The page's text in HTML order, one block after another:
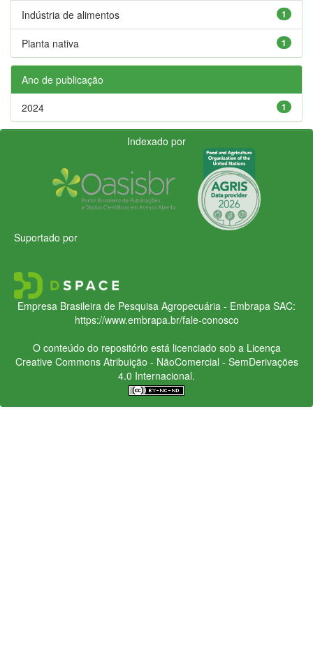
1
Indústria de alimentos
1
Planta nativa
Ano de publicação
1
2024
Indexado por
Suportado por
Empresa Brasileira de Pesquisa Agropecuária - Embrapa SAC:
https://www.embrapa.br/fale-conosco
O conteúdo do repositório está licenciado sob a Licença
Creative CommonsAtribuição - NãoComercial - SemDerivações
4.0 Internacional.